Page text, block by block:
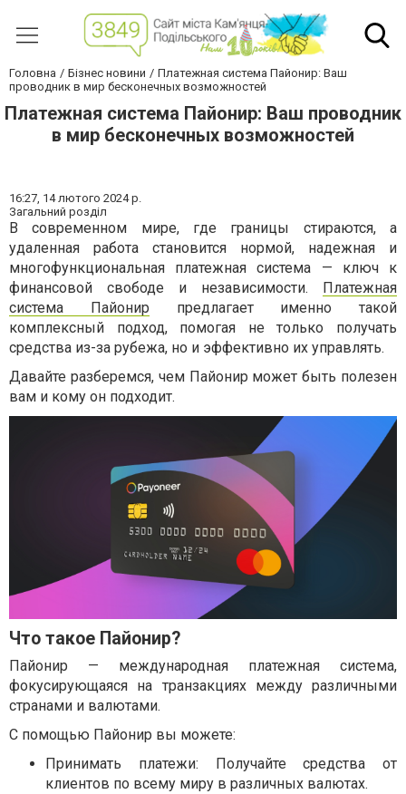
Головна Бізнес новини
Платежная система Пайонир: Ваш
проводник в мир бесконечных возможностей
Платежная система Пайонир: Ваш проводник
в мир бесконечных возможностей
16:27, 14 лютого 2024 р.
Загальний розділ
В современном мире, где границы стираются, а
удаленная работа становится нормой, надежная и
многофункциональная платежная система — ключ к
финансовой свободе и независимости. Платежная
система Пайонир предлагает именно такой
комплексный подход, помогая не только получать
средства из-за рубежа, но и эффективно их управлять.
Давайте разберемся, чем Пайонир может быть полезен
вам и кому он подходит.
Что такое Пайонир?
Пайонир — международная платежная система,
фокусирующаяся на транзакциях между различными
странами и валютами.
С помощью Пайонир вы можете:
Принимать платежи: Получайте средства от
клиентов по всему миру в различных валютах.